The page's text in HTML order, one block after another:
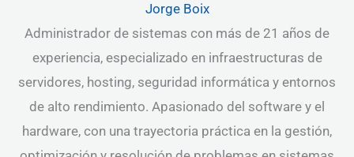
Jorge Boix
Administrador de sistemas con más de 21 años de
experiencia, especializado en infraestructuras de
servidores, hosting, seguridad informática y entornos
de alto rendimiento. Apasionado del software y el
hardware, con una trayectoria práctica en la gestión,